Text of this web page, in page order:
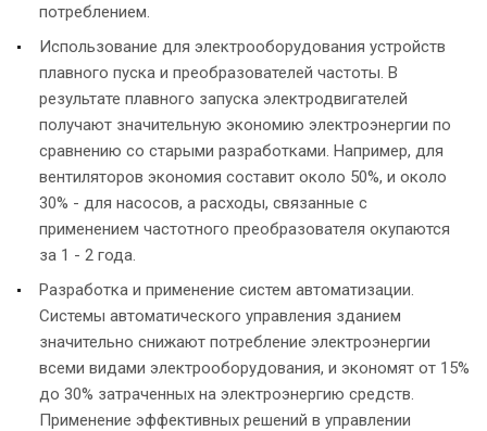
потреблением.
Использование для электрооборудования устройств
плавного пуска и преобразователей частоты. В
результате плавного запуска электродвигателей
получают значительную экономию электроэнергии по
сравнению со старыми разработками. Например, для
вентиляторов экономия составит около 50%, и около
30% - для насосов, а расходы, связанные с
применением частотного преобразователя окупаются
за 1 - 2 года.
Разработка и применение систем автоматизации.
Системы автоматического управления зданием
значительно снижают потребление электроэнергии
всеми видами электрооборудования, и экономят от 15%
до 30% затраченных на электроэнергию средств.
Применение эффективных решений в управлении